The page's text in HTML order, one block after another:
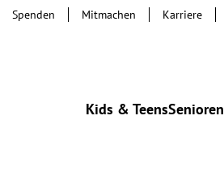
Kids & TeensSenioren
Spenden Mitmachen Karriere